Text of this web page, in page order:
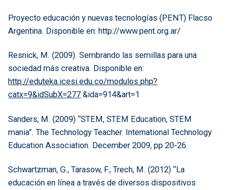
Proyecto educación y nuevas tecnologías (PENT) Flacso
Argentina. Disponible en: http://www.pent.org.ar/
Resnick, M. (2009). Sembrando las semillas para una
sociedad más creativa. Disponible en:
http://eduteka.icesi.edu.co/modulos.php?
catx=9&idSubX=277 &ida=914&art=1
Sanders, M. (2009) “STEM, STEM Education, STEM
mania”. The Technology Teacher. International Technology
Education Association. December 2009, pp 20-26.
Schwartzman, G., Tarasow, F.; Trech, M. (2012) “La
educación en línea a través de diversos dispositivos